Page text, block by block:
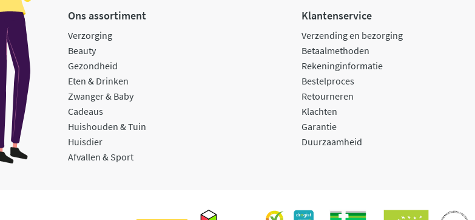
Ons assortiment
Verzorging
Beauty
Gezondheid
Eten & Drinken
Zwanger & Baby
Cadeaus
Huishouden & Tuin
Huisdier
Afvallen & Sport
Klantenservice
Verzending en bezorging
Betaalmethoden
Rekeninginformatie
Bestelproces
Retourneren
Klachten
Garantie
Duurzaamheid